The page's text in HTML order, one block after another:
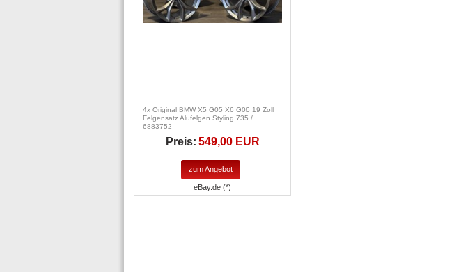
4x Original BMW X5 G05 X6 G06 19 Zoll
Felgensatz Alufelgen Styling 735 /
6883752
Preis: 549,00 EUR
zum Angebot
eBay.de (*)